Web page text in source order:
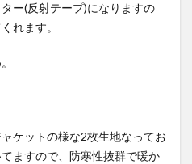
ー(反射テープ)になりますの
れます。
ケットの様な2枚生地なってお
ますので、防寒性抜群で暖か